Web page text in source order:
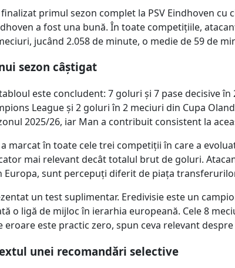
primul sezon complet la PSV Eindhoven cu
a fost una bună. În toate competițiile,
jucând 2.058 de minute, o medie de 59 de
sezon câștigat
este concludent: 7 goluri și 7 pase decisive în
League și 2 goluri în 2 meciuri din Cupa
2025/26, iar Man a contribuit consistent la
marcat în toate cele trei competiții în care a
mai relevant decât totalul brut de goluri.
Europa, sunt percepuți diferit de piața
un test suplimentar. Eredivisie este un
o ligă de mijloc în ierarhia europeană. Cele 8
eroare este practic zero, spun ceva relevant
unei recomandări selective